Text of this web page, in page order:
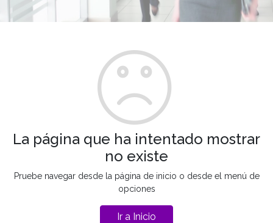
La página que ha intentado mostrar
no existe
Pruebe navegar desde la página de inicio o desde el menú de
opciones
Ir a Inicio